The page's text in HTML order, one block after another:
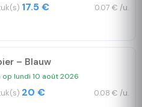
17.5 € 0.07 € /u.
– Blauw
op lundi 10 août 2026
20 € 0.08 € /u.